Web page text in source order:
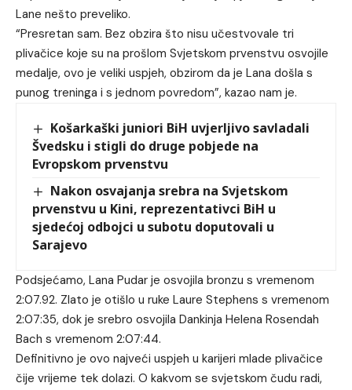
Lane nešto preveliko.
“Presretan sam. Bez obzira što nisu učestvovale tri
plivačice koje su na prošlom Svjetskom prvenstvu osvojile
medalje, ovo je veliki uspjeh, obzirom da je Lana došla s
punog treninga i s jednom povredom”, kazao nam je.
Košarkaški juniori BiH uvjerljivo savladali
Švedsku i stigli do druge pobjede na
Evropskom prvenstvu
Nakon osvajanja srebra na Svjetskom
prvenstvu u Kini, reprezentativci BiH u
sjedećoj odbojci u subotu doputovali u
Sarajevo
Podsjećamo, Lana Pudar je osvojila bronzu s vremenom
2:07.92. Zlato je otišlo u ruke Laure Stephens s vremenom
2:07:35, dok je srebro osvojila Dankinja Helena Rosendah
Bach s vremenom 2:07:44.
Definitivno je ovo najveći uspjeh u karijeri mlade plivačice
čije vrijeme tek dolazi. O kakvom se svjetskom čudu radi,